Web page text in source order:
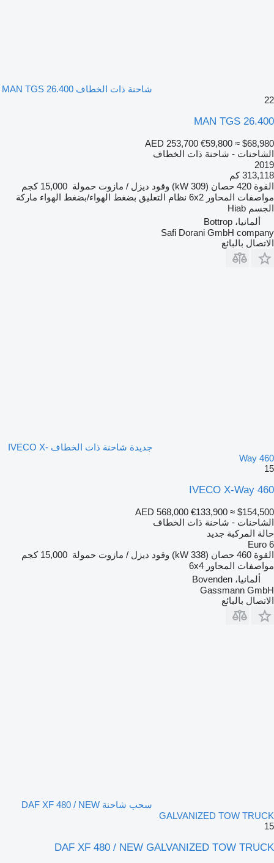
شاحنة ذات الخطاف MAN TGS 26.400
22
MAN TGS 26.400
AED 253,700 €59,800 ≈ $68,980
الشاحنات - شاحنة ذات الخطاف
2019
313,118 كم
القوة 420 حصان (309 kW) وقود ديزل / مازوت حمولة 15,000 كجم
مواصفات المحاور 6x2 نظام التعليق بضغط الهواء/بضغط الهواء ماركة
الجسم Hiab
ألمانيا، Bottrop
Safi Dorani GmbH company
الاتصال بالبائع
جديدة شاحنة ذات الخطاف IVECO X-
Way 460
15
IVECO X-Way 460
AED 568,000 €133,900 ≈ $154,500
الشاحنات - شاحنة ذات الخطاف
حالة المركبة جديد
Euro 6
القوة 460 حصان (338 kW) وقود ديزل / مازوت حمولة 15,000 كجم
مواصفات المحاور 6x4
ألمانيا، Bovenden
Gassmann GmbH
الاتصال بالبائع
سحب شاحنة DAF XF 480 / NEW
GALVANIZED TOW TRUCK
15
DAF XF 480 / NEW GALVANIZED TOW TRUCK